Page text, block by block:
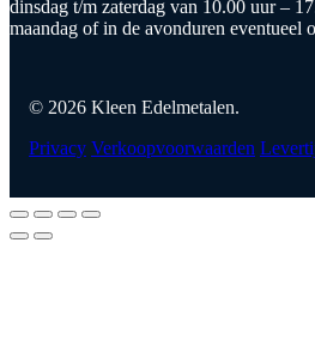
dinsdag t/m zaterdag van 10.00 uur –
maandag of in de avonduren eventueel
© 2026 Kleen Edelmetalen.
Privacy Verkoopvoorwaarden